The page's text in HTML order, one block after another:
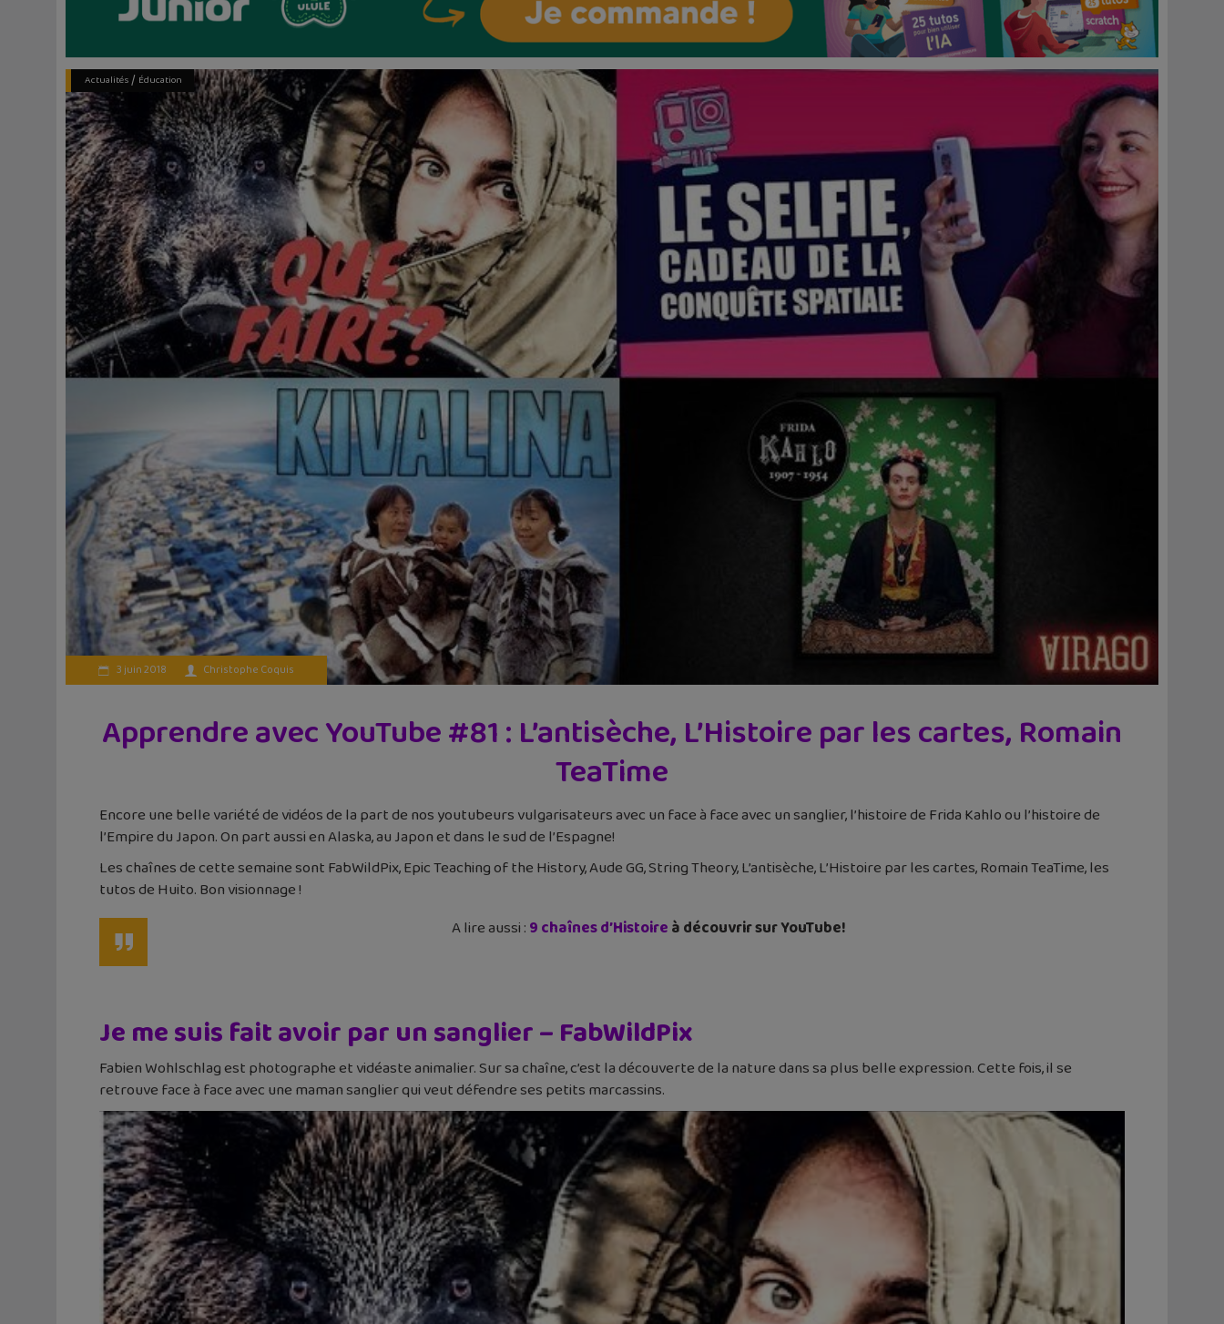
Actualités/ Éducation
3 juin 2018 Christophe Coquis
Apprendre avec YouTube #81 : L’antisèche, L’Histoire par les cartes, Romain
TeaTime
Encore une belle variété de vidéos de la part de nos youtubeurs vulgarisateurs avec un face à face avec un sanglier, l’histoire de Frida Kahlo ou l’histoire de
l’Empire du Japon. On part aussi en Alaska, au Japon et dans le sud de l’Espagne!
Les chaînes de cette semaine sont FabWildPix, Epic Teaching of the History, Aude GG, String Theory, L’antisèche, L’Histoire par les cartes, Romain TeaTime, les
tutos de Huito. Bon visionnage !
A lire aussi :9 chaînes d’Histoireà découvrir sur YouTube!
Je me suis fait avoir par un sanglier – FabWildPix
Fabien Wohlschlag est photographe et vidéaste animalier. Sur sa chaîne, c’est la découverte de la nature dans sa plus belle expression. Cette fois, il se
retrouve face à face avec une maman sanglier qui veut défendre ses petits marcassins.